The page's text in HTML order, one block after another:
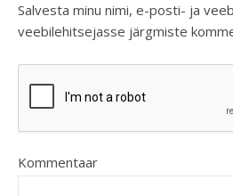
Salvesta minu nimi, e-posti- ja
veebilehitsejasse järgmiste
Kommentaar